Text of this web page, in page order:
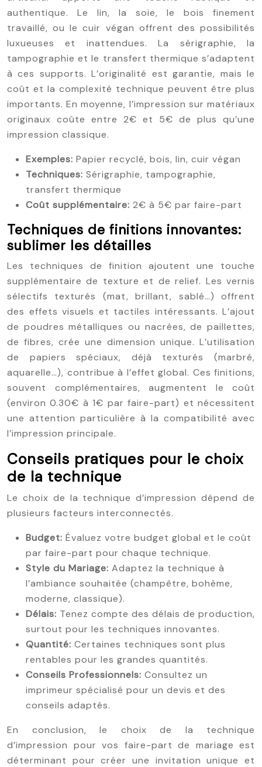
authentique. Le lin, la soie, le bois finement
travaillé, ou le cuir végan offrent des possibilités
luxueuses et inattendues. La sérigraphie, la
tampographie et le transfert thermique s’adaptent
à ces supports. L’originalité est garantie, mais le
coût et la complexité technique peuvent être plus
importants. En moyenne, l’impression sur matériaux
originaux coûte entre 2€ et 5€ de plus qu’une
impression classique.
Exemples: Papier recyclé, bois, lin, cuir végan
Techniques: Sérigraphie, tampographie,
transfert thermique
Coût supplémentaire: 2€ à 5€ par faire-part
Techniques de finitions innovantes:
sublimer les détailles
Les techniques de finition ajoutent une touche
supplémentaire de texture et de relief. Les vernis
sélectifs texturés (mat, brillant, sablé…) offrent
des effets visuels et tactiles intéressants. L’ajout
de poudres métalliques ou nacrées, de paillettes,
de fibres, crée une dimension unique. L’utilisation
de papiers spéciaux, déjà texturés (marbré,
aquarelle…), contribue à l’effet global. Ces finitions,
souvent complémentaires, augmentent le coût
(environ 0.30€ à 1€ par faire-part) et nécessitent
une attention particulière à la compatibilité avec
l’impression principale.
Conseils pratiques pour le choix
de la technique
Le choix de la technique d’impression dépend de
plusieurs facteurs interconnectés.
Budget: Évaluez votre budget global et le coût
par faire-part pour chaque technique.
Style du Mariage: Adaptez la technique à
l’ambiance souhaitée (champêtre, bohème,
moderne, classique).
Délais: Tenez compte des délais de production,
surtout pour les techniques innovantes.
Quantité: Certaines techniques sont plus
rentables pour les grandes quantités.
Conseils Professionnels: Consultez un
imprimeur spécialisé pour un devis et des
conseils adaptés.
En conclusion, le choix de la technique
d’impression pour vos faire-part de mariage est
déterminant pour créer une invitation unique et